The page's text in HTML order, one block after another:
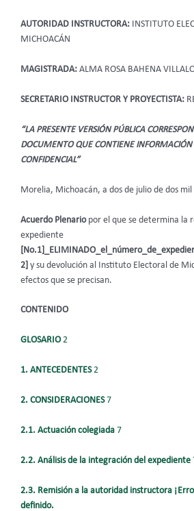
AUTORIDAD INSTRUCTORA:
INSTITUTO
MICHOACÁN
MAGISTRADA: ALMA ROSA BAHENA
SECRETARIO INSTRUCTOR Y PROYECTISTA:
“LA PRESENTE VERSIÓN PÚBLICA
DOCUMENTO QUE CONTIENE INFORMACIÓN
CONFIDENCIAL”
Morelia, Michoacán, a dos de julio de dos
Acuerdo Plenariopor el que se determina la
expediente
2] y su devolución al Instituto Electoral de
efectos que se precisan.
CONTENIDO
GLOSARIO2
1. ANTECEDENTES2
2. CONSIDERACIONES7
2.1. Actuación colegiada 7
2.2. Análisis de la integración del expediente
2.3. Remisión a la autoridad instructora
definido.